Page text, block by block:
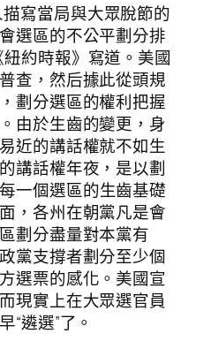
寫當局與大眾脫節的
選區的不公平劃分排
紐約時報》寫道。美國
查，然后據此從頭規
劃分選區的權利把握
由於生齒的變更，身
近的講話權就不如生
講話權年夜，是以劃
一個選區的生齒基礎
，各州在朝黨凡是會
劃分盡量對本黨有
黨支撐者劃分至少個
選票的感化。美國宣
現實上在大眾選官員
“遴選”了。